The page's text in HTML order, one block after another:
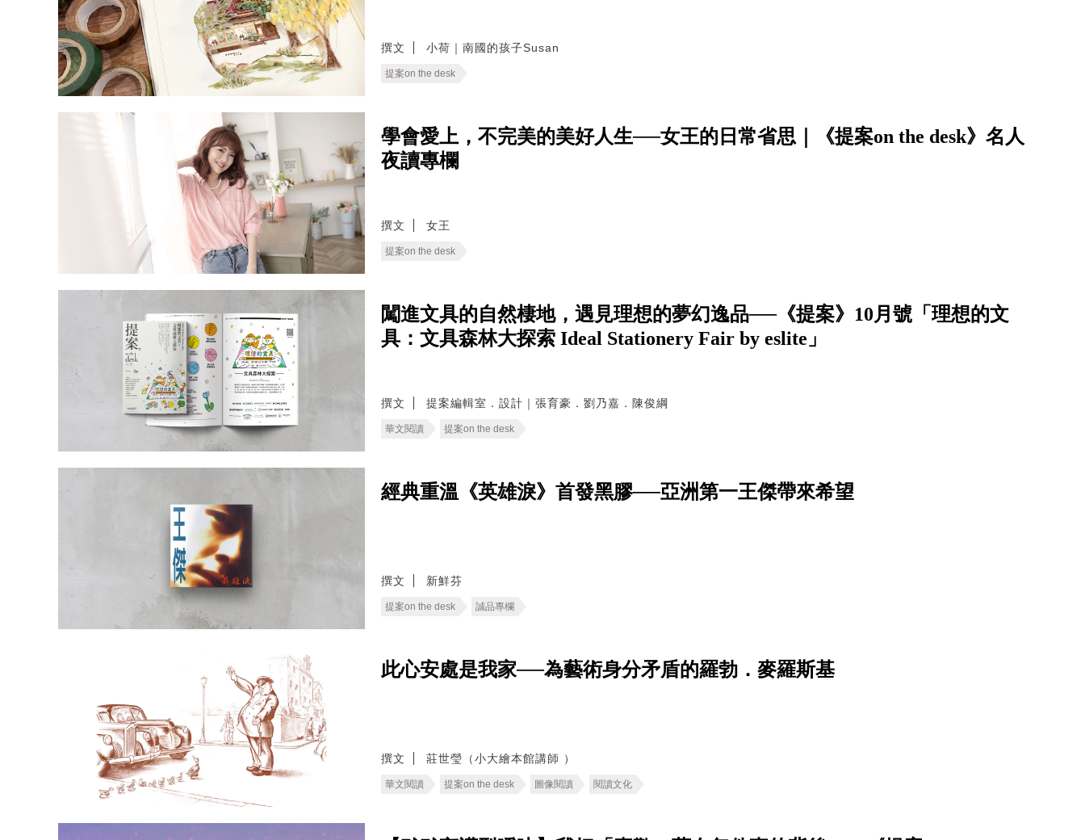
撰文 小荷｜南國的孩子Susan
提案on the desk
學會愛上，不完美的美好人生──女王的日常省思｜《提案on the desk》名人
夜讀專欄
撰文 女王
提案on the desk
闖進文具的自然棲地，遇見理想的夢幻逸品──《提案》10月號「理想的文
具：文具森林大探索 Ideal Stationery Fair by eslite」
撰文 提案編輯室．設計｜張育豪．劉乃嘉．陳俊綱
華文閱讀 提案on the desk
經典重溫《英雄淚》首發黑膠──亞洲第一王傑帶來希望
撰文 新鮮芬
提案on the desk 誠品專欄
此心安處是我家──為藝術身分矛盾的羅勃．麥羅斯基
撰文 莊世瑩（小大繪本館講師 ）
華文閱讀 提案on the desk 圖像閱讀 閱讀文化